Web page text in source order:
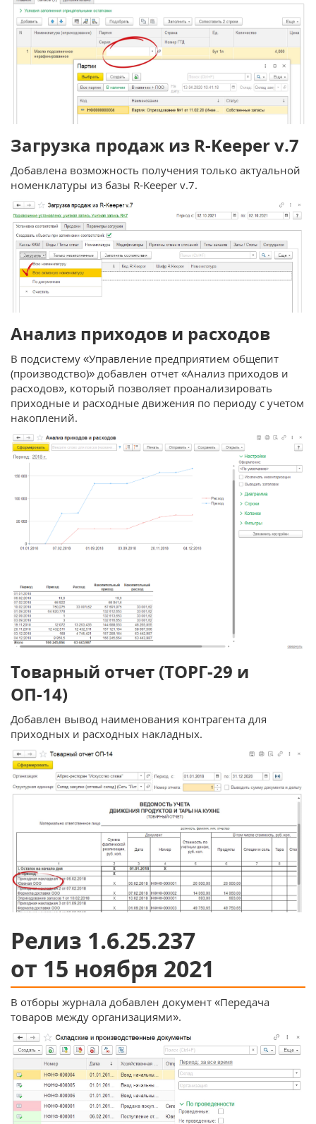
Загрузка продаж из R-Keeper v.7
Добавлена возможность получения только актуальной
номенклатуры из базы R‑Keeper v.7.
Анализ приходов и расходов
В подсистему «Управление предприятием общепит
(производство)» добавлен отчет «Анализ приходов и
расходов», который позволяет проанализировать
приходные и расходные движения по периоду с учетом
накоплений.
Товарный отчет (ТОРГ-29 и
ОП-14)
Добавлен вывод наименования контрагента для
приходных и расходных накладных.
Релиз 1.6.25.237
от 15 ноября 2021
В отборы журнала добавлен документ «Передача
товаров между организациями».